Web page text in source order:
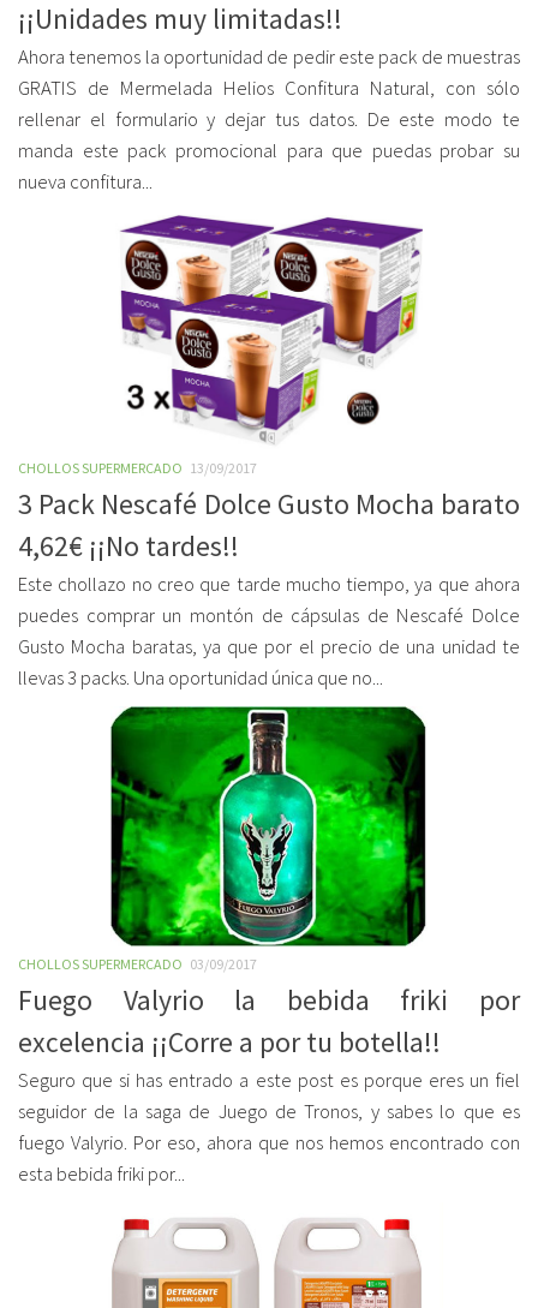
¡¡Unidades muy limitadas!!
Ahora tenemos la oportunidad de pedir este pack de muestras
GRATIS de Mermelada Helios Confitura Natural, con sólo
rellenar el formulario y dejar tus datos. De este modo te
manda este pack promocional para que puedas probar su
nueva confitura...
CHOLLOS SUPERMERCADO 13/09/2017
3 Pack Nescafé Dolce Gusto Mocha barato
4,62€ ¡¡No tardes!!
Este chollazo no creo que tarde mucho tiempo, ya que ahora
puedes comprar un montón de cápsulas de Nescafé Dolce
Gusto Mocha baratas, ya que por el precio de una unidad te
llevas 3 packs. Una oportunidad única que no...
CHOLLOS SUPERMERCADO 03/09/2017
Fuego Valyrio la bebida friki por
excelencia ¡¡Corre a por tu botella!!
Seguro que si has entrado a este post es porque eres un fiel
seguidor de la saga de Juego de Tronos, y sabes lo que es
fuego Valyrio. Por eso, ahora que nos hemos encontrado con
esta bebida friki por...